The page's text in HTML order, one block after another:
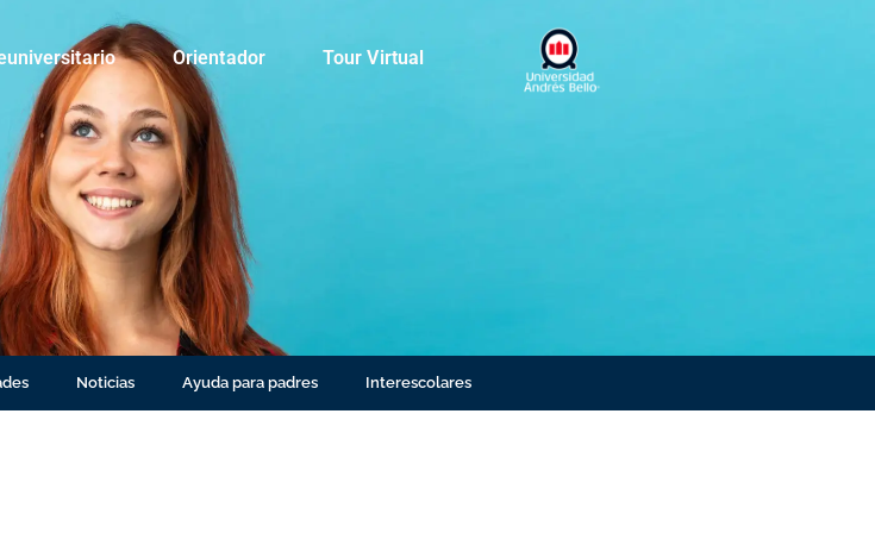
Orientador Tour Virtual
Noticias Ayuda para padres Interescolares